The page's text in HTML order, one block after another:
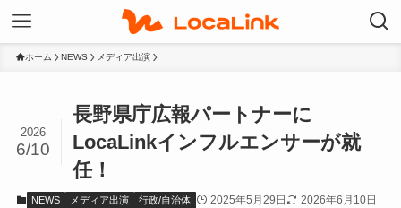
ホーム NEWS メディア出演
長野県庁広報パートナーに
LocaLinkインフルエンサーが就
任！
2026
6/10
NEWS メディア出演 行政/自治体 2025年5月29日 2026年6月10日